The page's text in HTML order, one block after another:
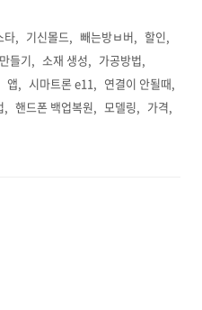
타 기신몰드 빼는방ㅂ버
할인
들기 소재 생성
가공방법
앱 시마트론 e11
연결이 안될때
핸드폰 백업복원 모델링
가격